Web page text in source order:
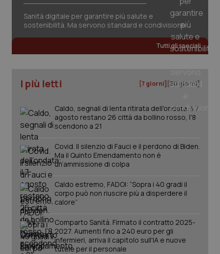
Sanità digitale per garantire più salute e
sostenibilità. Ma servono standard e condivisione
Tutti gli speciali
I più letti [7 giorni] [30 giorni]
Caldo, segnali di lenta ritirata dell'ondata: il 7
agosto restano 26 città da bollino rosso, l'8
scendono a 21
Covid. Il silenzio di Fauci e il perdono di Biden.
Ma il Quinto Emendamento non è
un’ammissione di colpa
Caldo estremo, FADOI: “Sopra i 40 gradi il
corpo può non riuscire più a disperdere il
calore”
Comparto Sanità. Firmato il contratto 2025-
2027. Aumenti fino a 240 euro per gli
infermieri, arriva il capitolo sull'IA e nuove
tutele per il personale
incap_ses_537_2921979
__cf_bm
Cloudflare Inc.
.hubspot.com